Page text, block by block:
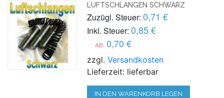
LUFTSCHLANGEN SCHWARZ
Zuzügl. Steuer: 0,71 €
Inkl. Steuer: 0,85 €
AB: 0,70 €
zzgl.Versandkosten
Lieferzeit: lieferbar
IN DEN WARENKORB LEGEN